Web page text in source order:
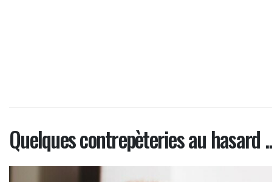
Quelques contrepèteries au hasard